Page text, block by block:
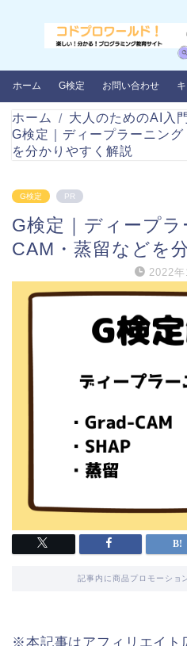
ホーム G検定 お問い合わせ
ホーム 大人のためのAI入門
G検定｜ディープラーニン
を分かりやすく解説
G検定 PR
G検定｜ディープ
CAM・蒸留などを
2022年
記事内に商品プロモーショ
※本記事はアフィリエイト